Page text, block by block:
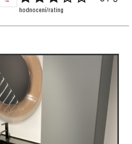
hodnocení/rating